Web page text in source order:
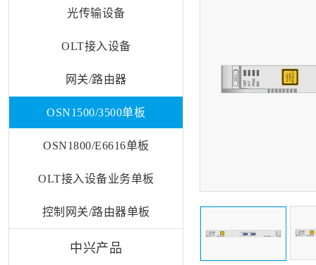
光传输设备
OLT接入设备
网关/路由器
OSN1500/3500单板
OSN1800/E6616单板
OLT接入设备业务单板
控制网关/路由器单板
中兴产品